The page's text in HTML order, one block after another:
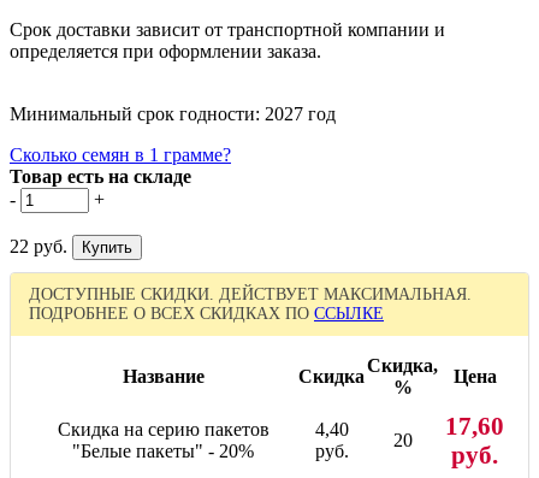
Срок доставки зависит от транспортной компании и
определяется при оформлении заказа.
Минимальный срок годности: 2027 год
Сколько семян в 1 грамме?
Товар есть на складе
-
+
22 руб.
ДОСТУПНЫЕ СКИДКИ. ДЕЙСТВУЕТ МАКСИМАЛЬНАЯ.
ПОДРОБНЕЕ О ВСЕХ СКИДКАХ ПО ССЫЛКЕ
Название Скидка
Скидка,
%
Цена
Скидка на серию пакетов
"Белые пакеты" - 20%
4,40
руб.
20
17,60
руб.